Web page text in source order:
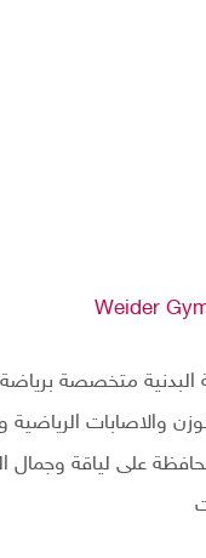
البدنية متخصصة برياضة
والاصابات الرياضية
على لياقة وجمال